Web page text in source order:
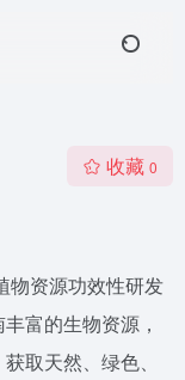
收藏 0
物资源功效性研发
富的生物资源，
取天然、绿色、